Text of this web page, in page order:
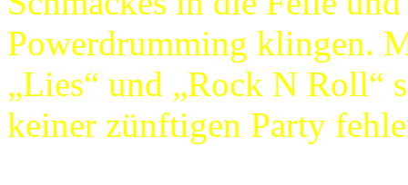
Powerdrumming klingen.
„Lies“ und „Rock N Roll“
keiner zünftigen Party